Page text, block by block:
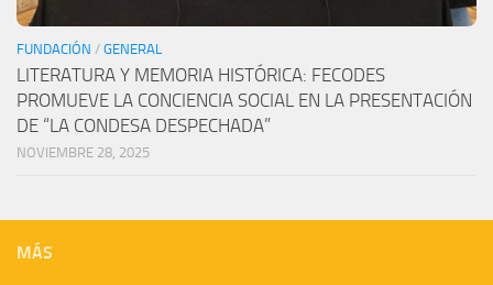
FUNDACIÓN / GENERAL
LITERATURA Y MEMORIA HISTÓRICA: FECODES
PROMUEVE LA CONCIENCIA SOCIAL EN LA PRESENTACIÓN
DE “LA CONDESA DESPECHADA”
NOVIEMBRE 28, 2025
MÁS